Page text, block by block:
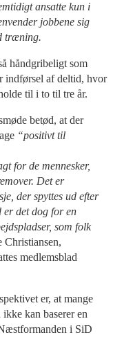
ansatte kun i
jobbene sig
træning.
håndgribeligt som
indførsel af deltid, hvor
til i to til tre år.
betød, at der
“positivt til
for de mennesker,
Det er
der spyttes ud efter
det dog for en
som folk
Christiansen,
medlemsblad
er, at mange
kan baserer en
i SiD